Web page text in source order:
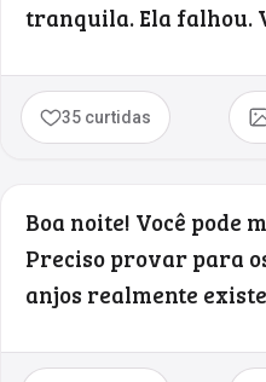
tranquila. Ela falhou.
35 curtidas
Boa noite! Você pode
Preciso provar para
anjos realmente